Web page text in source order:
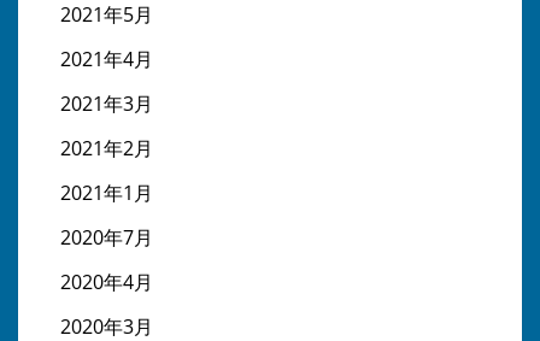
2021年5月
2021年4月
2021年3月
2021年2月
2021年1月
2020年7月
2020年4月
2020年3月